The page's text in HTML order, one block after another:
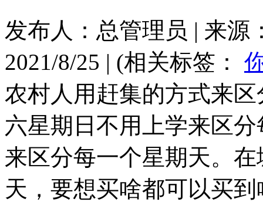
发布人：总管理员 | 来源
2021/8/25 | (相关标签：
农村人用赶集的方式来
六星期日不用上学来区
来区分每一个星期天。
天，要想买啥都可以买